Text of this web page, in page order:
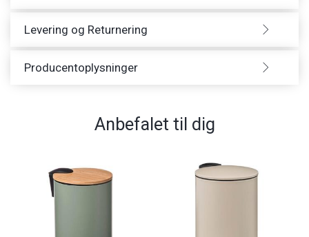
Levering og Returnering
Producentoplysninger
Anbefalet til dig